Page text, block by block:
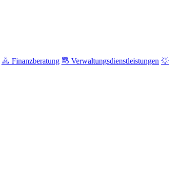
Finanzberatung
Verwaltungsdienstleistungen